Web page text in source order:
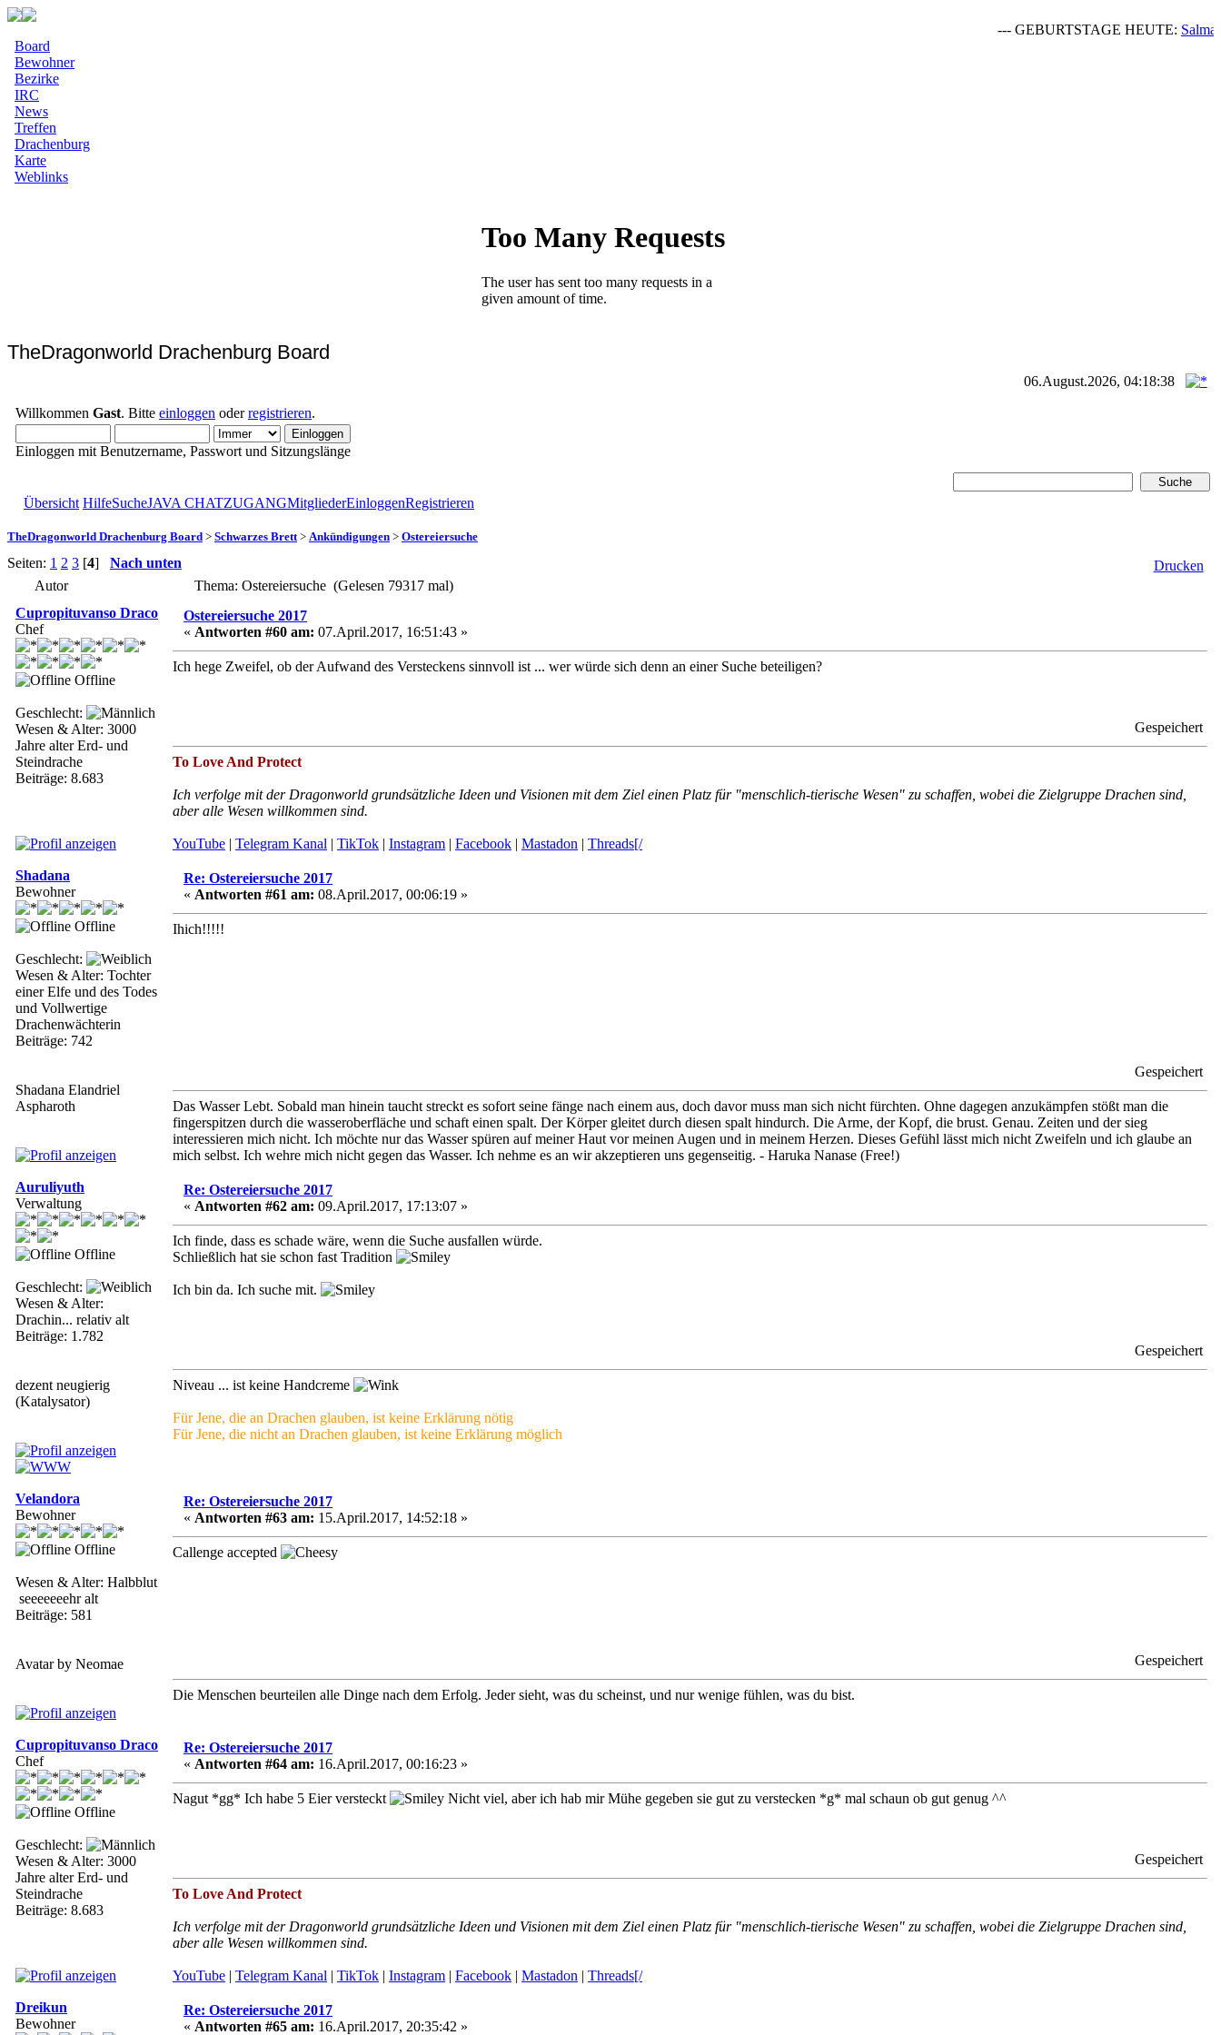
--- GEBURTSTAGE HEUTE:
Board
Bewohner
Bezirke
IRC
News
Treffen
Drachenburg
Karte
Weblinks
TheDragonworld Drachenburg Board
06.August.2026, 04:18:38
Willkommen Gast. Bitte einloggen oderregistrieren.
Einloggen mit Benutzername, Passwort und Sitzungslänge
Übersicht HilfeSucheJAVA CHATZUGANGMitgliederEinloggenRegistrieren
TheDragonworld Drachenburg Board > Schwarzes Brett > Ankündigungen > Ostereiersuche
Seiten: 1 2 3 [4] Nach unten
Drucken
Autor
Thema: Ostereiersuche (Gelesen 79317 mal)
Cupropituvanso Draco
Chef
Offline
Geschlecht:
Wesen & Alter: 3000
Jahre alter Erd- und
Steindrache
Beiträge: 8.683
Ostereiersuche 2017
« Antworten #60 am: 07.April.2017, 16:51:43 »
Ich hege Zweifel, ob der Aufwand des Versteckens sinnvoll ist ... wer würde sich denn an einer Suche beteiligen?
Gespeichert
To Love And Protect
Ich verfolge mit der Dragonworld grundsätzliche Ideen und Visionen mit dem Ziel einen Platz für "menschlich-tierische Wesen" zu schaffen, wobei die Zielgruppe Drachen sind,
aber alle Wesen willkommen sind.
YouTube | Telegram Kanal | TikTok | Instagram | Facebook | Mastadon | Threads[/
Shadana
Bewohner
Offline
Geschlecht:
Wesen & Alter: Tochter
einer Elfe und des Todes
und Vollwertige
Drachenwächterin
Beiträge: 742
Shadana Elandriel
Aspharoth
Re: Ostereiersuche 2017
« Antworten #61 am: 08.April.2017, 00:06:19 »
Ihich!!!!!
Gespeichert
Das Wasser Lebt. Sobald man hinein taucht streckt es sofort seine fänge nach einem aus, doch davor muss man sich nicht fürchten. Ohne dagegen anzukämpfen stößt man die
fingerspitzen durch die wasseroberfläche und schaft einen spalt. Der Körper gleitet durch diesen spalt hindurch. Die Arme, der Kopf, die brust. Genau. Zeiten und der sieg
interessieren mich nicht. Ich möchte nur das Wasser spüren auf meiner Haut vor meinen Augen und in meinem Herzen. Dieses Gefühl lässt mich nicht Zweifeln und ich glaube an
mich selbst. Ich wehre mich nicht gegen das Wasser. Ich nehme es an wir akzeptieren uns gegenseitig. - Haruka Nanase (Free!)
Auruliyuth
Verwaltung
Offline
Geschlecht:
Wesen & Alter:
Drachin... relativ alt
Beiträge: 1.782
dezent neugierig
(Katalysator)
Re: Ostereiersuche 2017
« Antworten #62 am: 09.April.2017, 17:13:07 »
Ich finde, dass es schade wäre, wenn die Suche ausfallen würde.
Schließlich hat sie schon fast Tradition
Ich bin da. Ich suche mit.
Gespeichert
Niveau ... ist keine Handcreme
Für Jene, die an Drachen glauben, ist keine Erklärung nötig
Für Jene, die nicht an Drachen glauben, ist keine Erklärung möglich
Velandora
Bewohner
Offline
Wesen & Alter: Halbblut
seeeeeeehr alt
Beiträge: 581
Avatar by Neomae
Re: Ostereiersuche 2017
« Antworten #63 am: 15.April.2017, 14:52:18 »
Callenge accepted
Gespeichert
Die Menschen beurteilen alle Dinge nach dem Erfolg. Jeder sieht, was du scheinst, und nur wenige fühlen, was du bist.
Cupropituvanso Draco
Chef
Offline
Geschlecht:
Wesen & Alter: 3000
Jahre alter Erd- und
Steindrache
Beiträge: 8.683
Re: Ostereiersuche 2017
« Antworten #64 am: 16.April.2017, 00:16:23 »
Nagut *gg* Ich habe 5 Eier versteckt Nicht viel, aber ich hab mir Mühe gegeben sie gut zu verstecken *g* mal schaun ob gut genug ^^
Gespeichert
To Love And Protect
Ich verfolge mit der Dragonworld grundsätzliche Ideen und Visionen mit dem Ziel einen Platz für "menschlich-tierische Wesen" zu schaffen, wobei die Zielgruppe Drachen sind,
aber alle Wesen willkommen sind.
YouTube | Telegram Kanal | TikTok | Instagram | Facebook | Mastadon | Threads[/
Dreikun
Bewohner
Re: Ostereiersuche 2017
« Antworten #65 am: 16.April.2017, 20:35:42 »